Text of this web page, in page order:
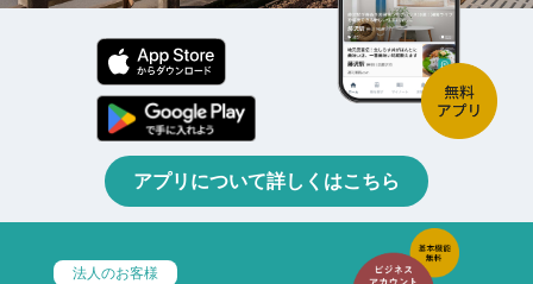
アプリについて詳しくはこちら
法人のお客様